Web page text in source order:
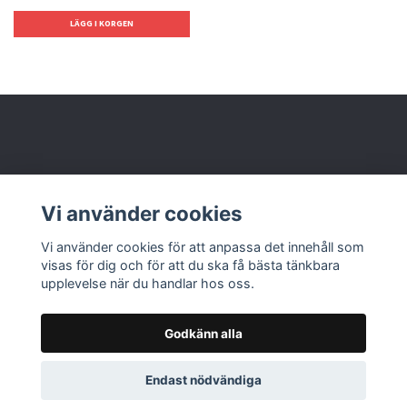
Läs mer
© 2026 Nolbox AB
Vi använder cookies
Vi använder cookies för att anpassa det innehåll som
visas för dig och för att du ska få bästa tänkbara
upplevelse när du handlar hos oss.
Godkänn alla
Endast nödvändiga